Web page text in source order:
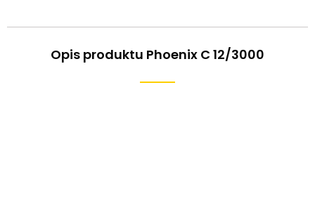
Opis produktu Phoenix C 12/3000